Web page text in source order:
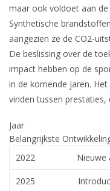
maar ook voldoet aan
Synthetische
aangezien ze de CO2-
De beslissing over de
impact hebben op de
in de komende jaren.
vinden tussen
Jaar
Belangrijkste
2022
Nieuwe
2025